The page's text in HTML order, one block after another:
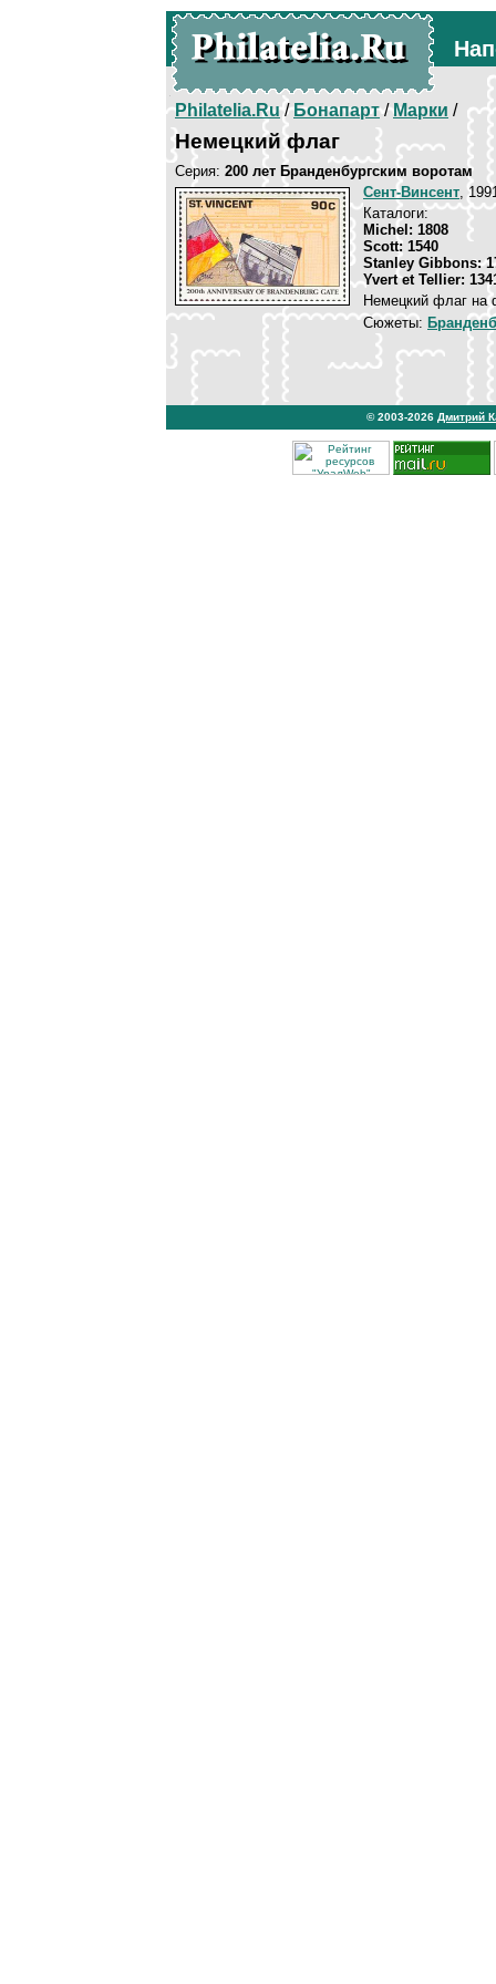
Philatelia.Ru/Бонапарт/Марки /
Немецкий флаг
Серия: 200 лет Бранденбургским воротам
Сент-Винсент,
Каталоги:
Michel: 1808
Scott: 1540
Stanley Gibbons:
Yvert et Tellier:
Немецкий флаг на
Сюжеты:
© 2003-2026 Дмитрий